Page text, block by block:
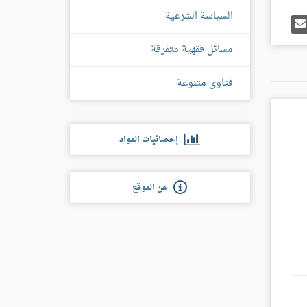
إرسل
إيميل
السياسة الشرعية
مسائل فقهية متفرقة
فتاوى متنوعة
إحصائيات المواد
عن الموقع